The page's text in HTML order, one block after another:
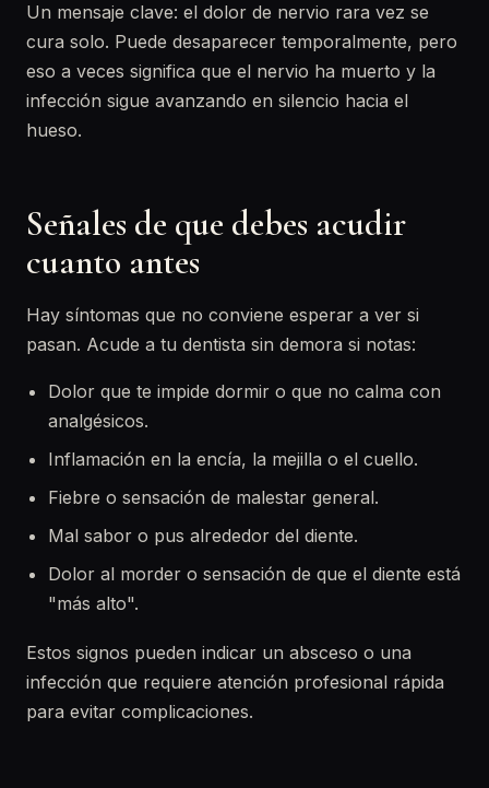
Un mensaje clave: el dolor de nervio rara vez se
cura solo. Puede desaparecer temporalmente, pero
eso a veces significa que el nervio ha muerto y la
infección sigue avanzando en silencio hacia el
hueso.
Señales de que debes acudir
cuanto antes
Hay síntomas que no conviene esperar a ver si
pasan. Acude a tu dentista sin demora si notas:
Dolor que te impide dormir o que no calma con
analgésicos.
Inflamación en la encía, la mejilla o el cuello.
Fiebre o sensación de malestar general.
Mal sabor o pus alrededor del diente.
Dolor al morder o sensación de que el diente está
"más alto".
Estos signos pueden indicar un absceso o una
infección que requiere atención profesional rápida
para evitar complicaciones.